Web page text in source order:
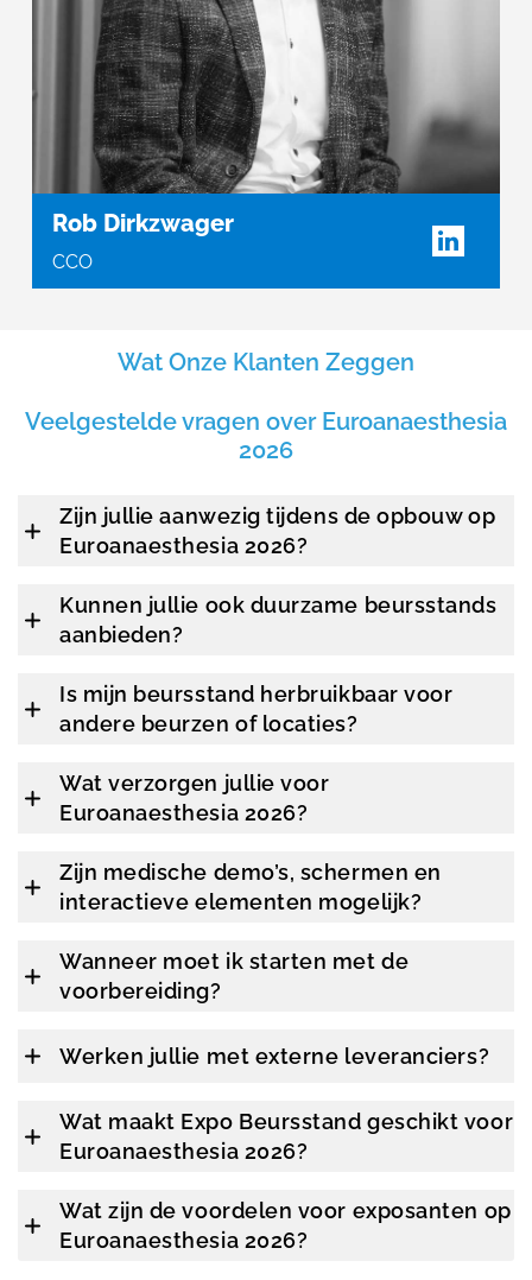
Rob Dirkzwager
CCO
Wat Onze Klanten Zeggen
Veelgestelde vragen over Euroanaesthesia
2026
Zijn jullie aanwezig tijdens de opbouw op
Euroanaesthesia 2026?
Kunnen jullie ook duurzame beursstands
aanbieden?
Is mijn beursstand herbruikbaar voor
andere beurzen of locaties?
Wat verzorgen jullie voor
Euroanaesthesia 2026?
Zijn medische demo’s, schermen en
interactieve elementen mogelijk?
Wanneer moet ik starten met de
voorbereiding?
Werken jullie met externe leveranciers?
Wat maakt Expo Beursstand geschikt voor
Euroanaesthesia 2026?
Wat zijn de voordelen voor exposanten op
Euroanaesthesia 2026?